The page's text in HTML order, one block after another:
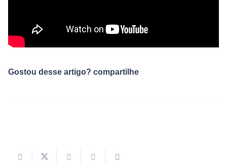
Gostou desse artigo? compartilhe